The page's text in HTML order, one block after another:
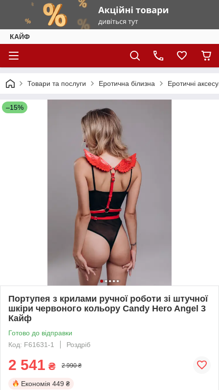
КАЙФ
Товари та послуги Еротична білизна Еротичні
–15%
Портупея з крилами ручної роботи зі штучної
шкіри червоного кольору Candy Hero Angel 3
Кайф
Готово до відправки
Код: F61631-1
Роздріб
2 541 ₴ 2 990 ₴
Економія 449 ₴